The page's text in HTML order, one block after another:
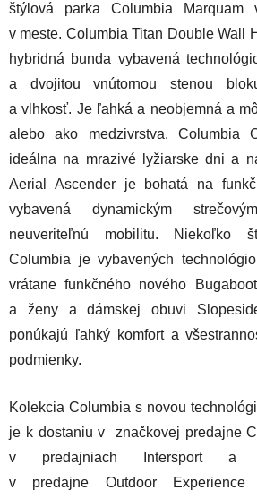
štýlová parka Columbia Marquam
v meste. Columbia Titan Double Wall
hybridná bunda vybavená
a dvojitou vnútornou stenou
a vlhkosť. Je ľahká a neobjemná a
alebo ako medzivrstva. Columbia
ideálna na mrazivé lyžiarske dni a
Aerial Ascender je bohatá na
vybavená dynamickým
neuveriteľnú mobilitu. Niekoľko
Columbia je vybavených
vrátane funkčného nového
a ženy a dámskej obuvi
ponúkajú ľahký komfort a
podmienky.
Kolekcia Columbia s novou
je k dostaniu v značkovej predajne
v predajniach Intersport a
v predajne Outdoor